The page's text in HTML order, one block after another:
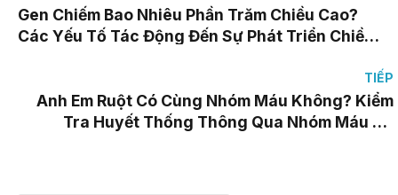
Gen Chiếm Bao Nhiêu Phần Trăm Chiều Cao?
Các Yếu Tố Tác Động Đến Sự Phát Triển Chiều
TIẾP
Anh Em Ruột Có Cùng Nhóm Máu Không? Kiểm
Tra Huyết Thống Thông Qua Nhóm Máu Có